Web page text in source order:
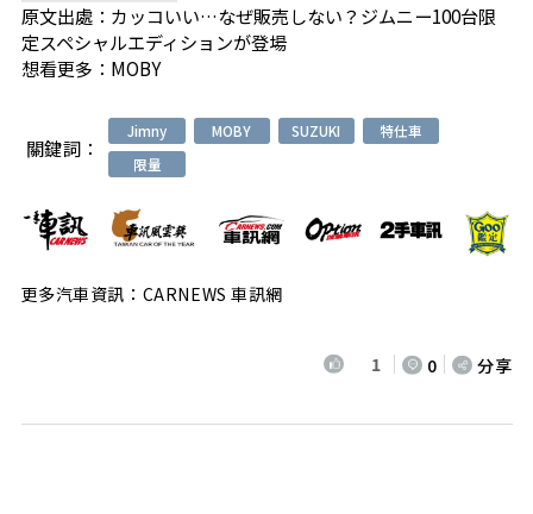
原文出處： カッコいい…なぜ販売しない？ジムニー100台限
定スペシャルエディションが登場
想看更多： MOBY
關鍵詞：
Jimny MOBY SUZUKI
特仕車
限量
更多汽車資訊：CARNEWS 車訊網
1 0 分享